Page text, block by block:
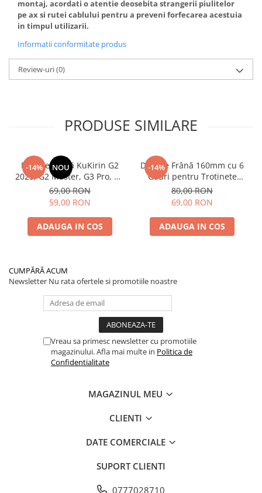
montaj, acordati o atentie deosebita strangerii piulitelor
pe ax si rutei cablului pentru a preveni forfecarea acestuia
in timpul utilizarii.
Informatii conformitate produs
Review-uri(0)
PRODUSE SIMILARE
-14% NOU
Plăcuțe Frână KuKirin G2
2025, G2 Master, G3 Pro, G4
– Set 2 Bucăți (Față sau
Spate) Premium
69,00 RON
59,00 RON
ADAUGA IN COS
-14%
Disc de Frână 160mm cu 6
Găuri pentru Trotinete
Electrice KuKirin G4 (Model
2025) și KuKirin G2 –
80,00 RON
69,00 RON
ADAUGA IN COS
CUMPĂRĂ ACUM
Newsletter Nu rata ofertele si promotiile noastre
Vreau sa primesc newsletter cu promotiile
magazinului. Afla mai multe in Politica de
Confidentialitate
MAGAZINUL MEU
CLIENTI
DATE COMERCIALE
SUPORT CLIENTI
0777028710